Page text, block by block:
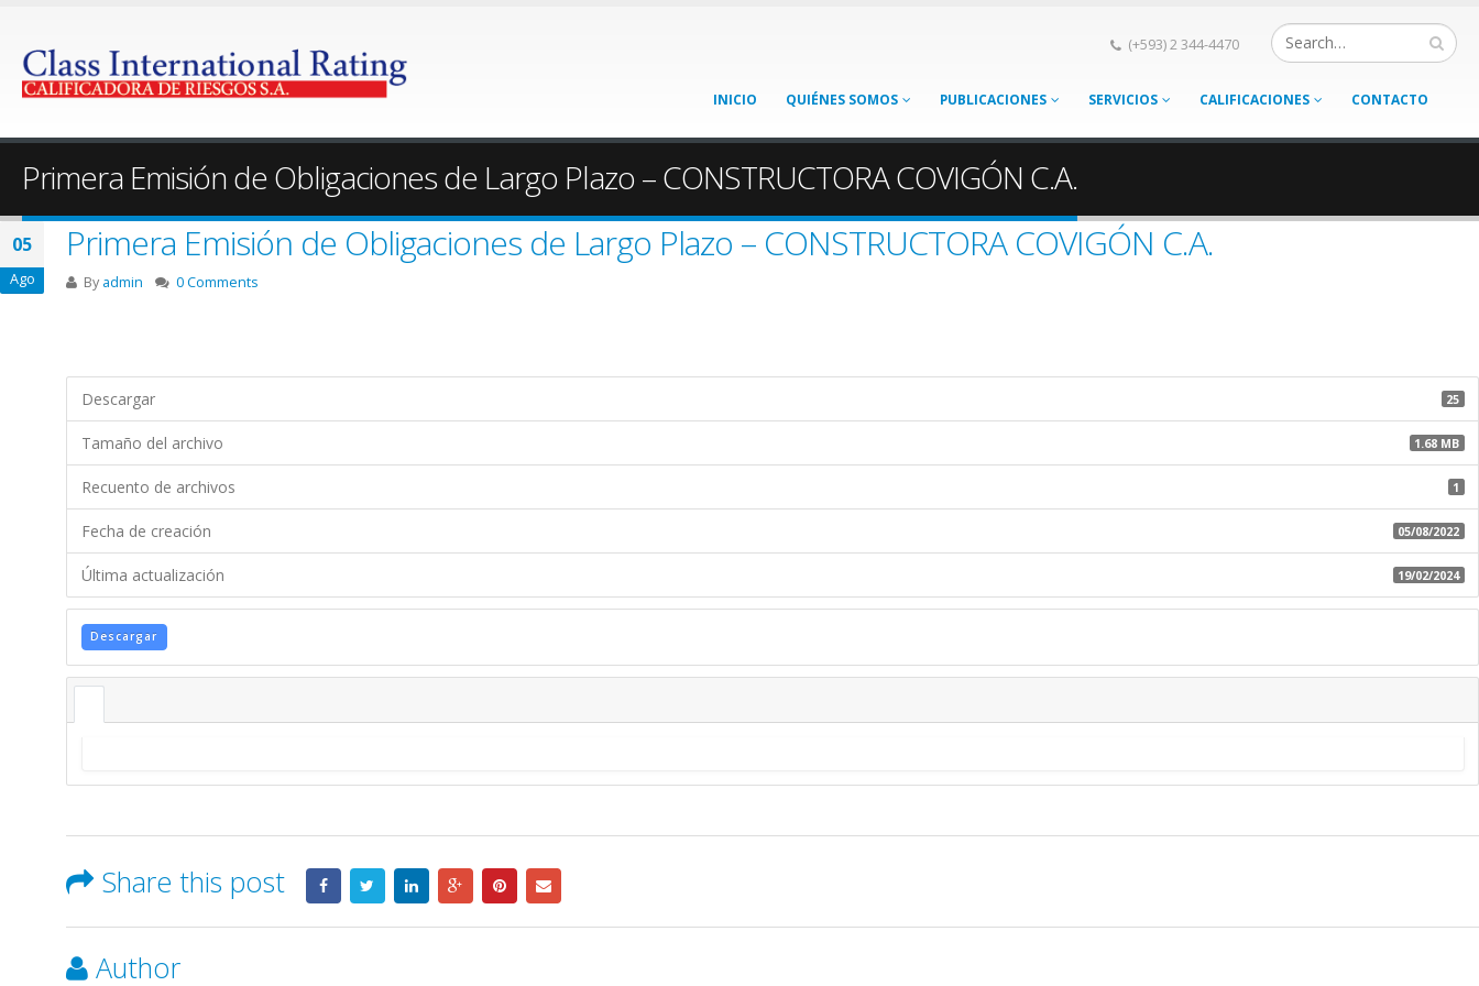
(+593) 2 344-4470
INICIO QUIÉNES SOMOS PUBLICACIONES SERVICIOS CALIFICACIONES CONTACTO
Primera Emisión de Obligaciones de Largo Plazo – CONSTRUCTORA COVIGÓN C.A.
05
Ago
Primera Emisión de Obligaciones de Largo Plazo – CONSTRUCTORA COVIGÓN C.A.
By admin 0 Comments
Descargar 25
Tamaño del archivo 1.68 MB
Recuento de archivos 1
Fecha de creación 05/08/2022
Última actualización 19/02/2024
Descargar
Share this post
Author